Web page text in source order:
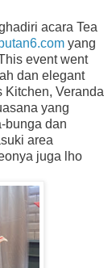
acara Tea
yang
event went
dan elegant
Kitchen, Veranda
yang
bunga dan
area
juga lho